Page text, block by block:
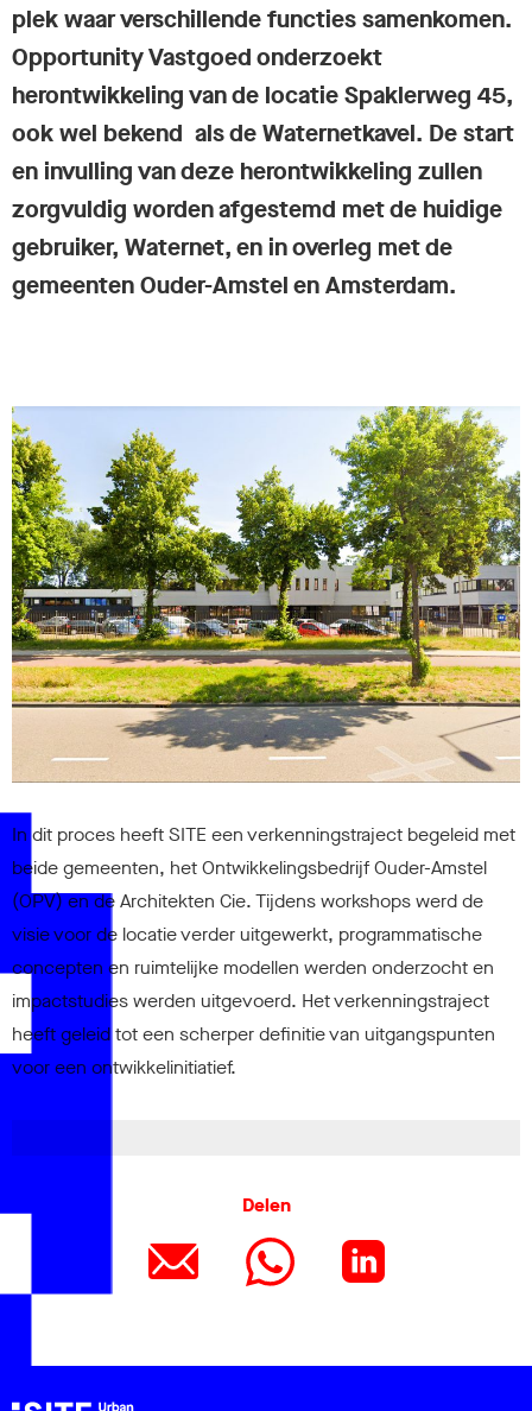
plek waar verschillende functies samenkomen.
Opportunity Vastgoed onderzoekt
herontwikkeling van de locatie Spaklerweg 45,
ook wel bekend als de Waternetkavel. De start
en invulling van deze herontwikkeling zullen
zorgvuldig worden afgestemd met de huidige
gebruiker, Waternet, en in overleg met de
gemeenten Ouder-Amstel en Amsterdam.
In dit proces heeft SITE een verkenningstraject begeleid met
beide gemeenten, het Ontwikkelingsbedrijf Ouder-Amstel
(OPV) en de Architekten Cie. Tijdens workshops werd de
visie voor de locatie verder uitgewerkt, programmatische
concepten en ruimtelijke modellen werden onderzocht en
impactstudies werden uitgevoerd. Het verkenningstraject
heeft geleid tot een scherper definitie van uitgangspunten
voor een ontwikkelinitiatief.
Delen